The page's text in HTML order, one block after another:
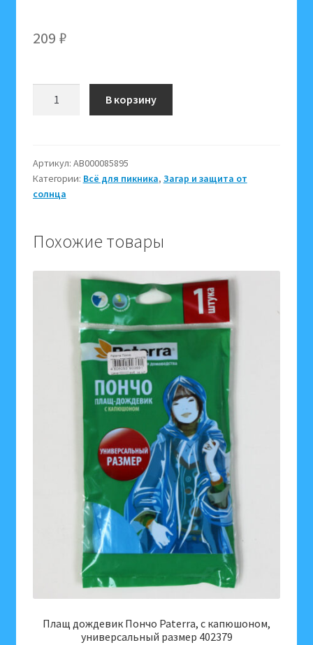
209 ₽
загара
SPF
35
мл,
пантенолом
В корзину
Артикул: АВ000085895
Категории: Всё для пикника, Загар и защита от
солнца
Похожие товары
Плащ дождевик Пончо Paterra, с капюшоном,
универсальный размер 402379